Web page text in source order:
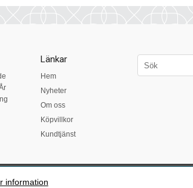
information
Länkar
Hem
Nyheter
Om oss
Köpvillkor
Kundtjänst
060 - 61 65 79 | E-handelslösning från